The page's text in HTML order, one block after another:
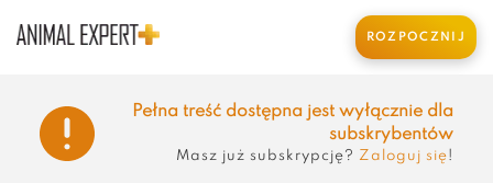
ROZPOCZNIJ
Pełna treść dostępna jest wyłącznie dla
subskrybentów
Masz już subskrypcję? Zaloguj się!